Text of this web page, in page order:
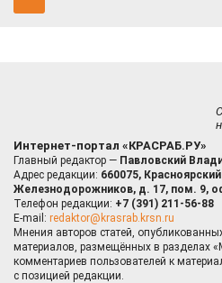
Интернет-портал «КРАСРАБ.РУ»
Главный редактор — Павловский
Адрес редакции: 660075,
Железнодорожников, д. 17, пом. 9,
Телефон редакции: +7 (391) 211-56-88
E-mail: redaktor@krasrab.krsn.ru
Мнения авторов статей,
материалов, размещённых в разделах
комментариев пользователей к
с позицией редакции.